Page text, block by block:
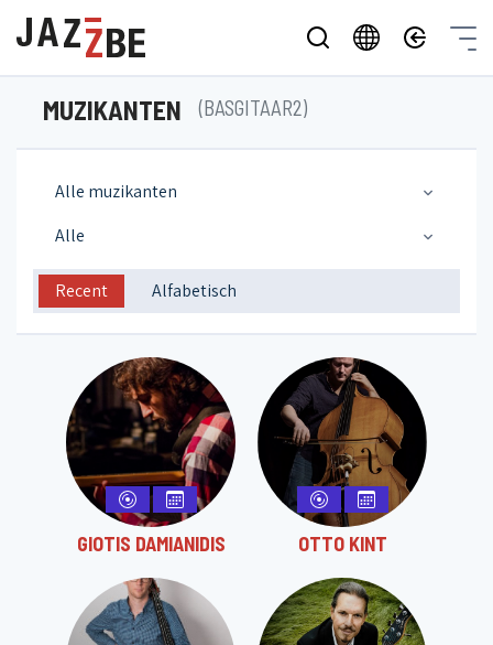
MUZIKANTEN (BASGITAAR2)
Alle muzikanten
Alle
Recent Alfabetisch
GIOTIS DAMIANIDIS OTTO KINT